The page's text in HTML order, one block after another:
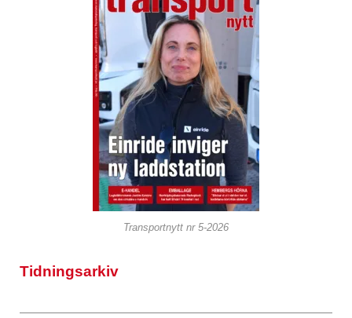
Transportnytt nr 5-2026
Tidningsarkiv